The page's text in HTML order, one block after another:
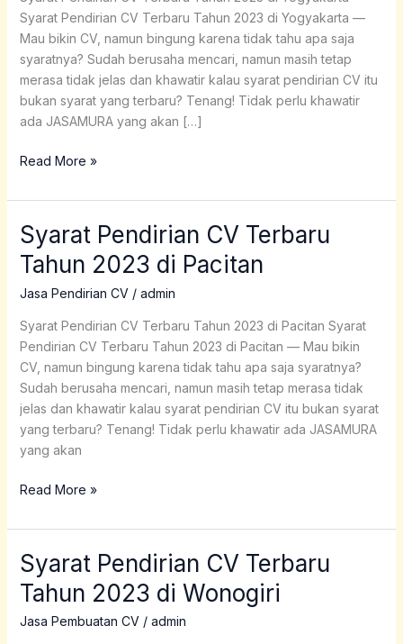
Syarat Pendirian CV Terbaru Tahun 2023 di Yogyakarta —
Mau bikin CV, namun bingung karena tidak tahu apa saja
syaratnya? Sudah berusaha mencari, namun masih tetap
merasa tidak jelas dan khawatir kalau syarat pendirian CV itu
bukan syarat yang terbaru? Tenang! Tidak perlu khawatir
ada JASAMURA yang akan […]
2023
di
Yogyakarta
Read More »
Syarat Pendirian CV Terbaru
Tahun 2023 di Pacitan
Jasa Pendirian CV/ admin
Syarat Pendirian CV Terbaru Tahun 2023 di Pacitan Syarat
Pendirian CV Terbaru Tahun 2023 di Pacitan — Mau bikin
CV, namun bingung karena tidak tahu apa saja syaratnya?
Sudah berusaha mencari, namun masih tetap merasa tidak
jelas dan khawatir kalau syarat pendirian CV itu bukan syarat
yang terbaru? Tenang! Tidak perlu khawatir ada JASAMURA
yang akan
Syarat
Pendirian
CV
Terbaru
2023
di
Pacitan
Read More »
Syarat Pendirian CV Terbaru
Tahun 2023 di Wonogiri
Jasa Pembuatan CV/ admin
Syarat
Pendirian
CV
Terbaru